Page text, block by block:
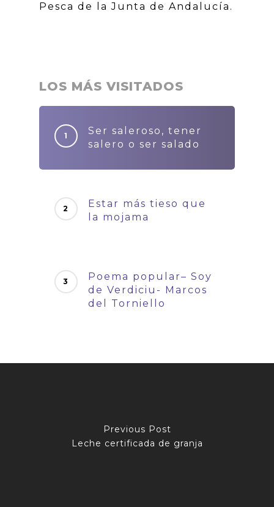
Pesca de la Junta de Andalucía.
LOS MÁS VISITADOS
Ser saleroso, tener
salero o ser salado
Estar más tieso que
la mojama
Poema popular– Soy
de Verdiciu- Marcos
del Torniello
Previous Post
Leche certificada de granja